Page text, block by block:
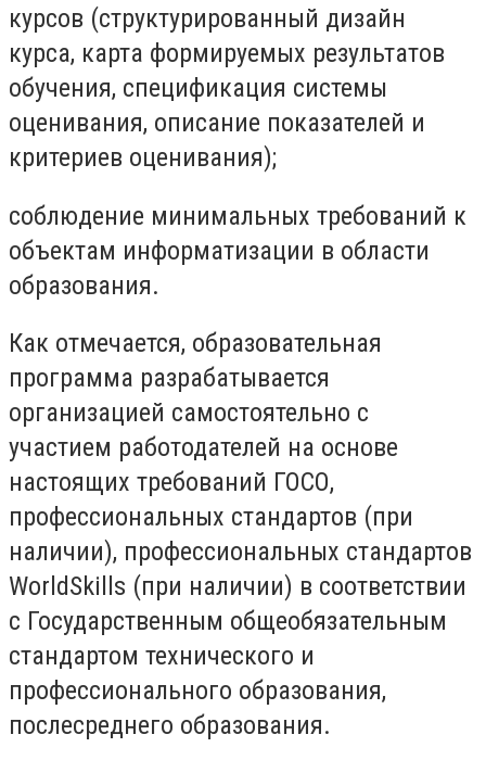
курсов (структурированный дизайн
курса, карта формируемых результатов
обучения, спецификация системы
оценивания, описание показателей и
критериев оценивания);
соблюдение минимальных требований к
объектам информатизации в области
образования.
Как отмечается, образовательная
программа разрабатывается
организацией самостоятельно с
участием работодателей на основе
настоящих требований ГОСО,
профессиональных стандартов (при
наличии), профессиональных стандартов
WorldSkills (при наличии) в соответствии
с Государственным общеобязательным
стандартом технического и
профессионального образования,
послесреднего образования.